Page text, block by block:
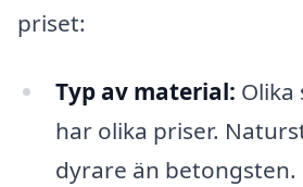
priset:
Typ av material:
har olika priser.
dyrare än betongsten.